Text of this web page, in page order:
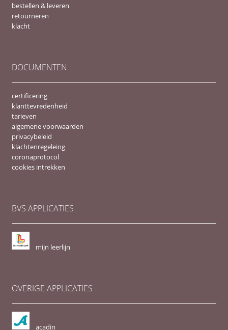
bestellen & leveren
retourneren
klacht
DOCUMENTEN
certificering
klanttevredenheid
tarieven
algemene voorwaarden
privacybeleid
klachtenregeleing
coronaprotocol
cookies intrekken
BVS APPLICATIES
mijn leerlijn
OVERIGE APPLICATIES
acadin